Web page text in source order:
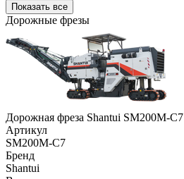
Показать все
Дорожные фрезы
Дорожная фреза Shantui SM200M-C7
Артикул
SM200M-C7
Бренд
Shantui